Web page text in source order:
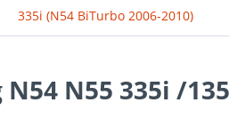
335i (N54 BiTurbo 2006-2010)
N55 335i /